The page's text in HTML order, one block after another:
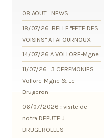
08 AOUT : NEWS
18/07/26: BELLE "FETE DES
VOISINS" A FAFOURNOUX
14/07/26 A VOLLORE-Mgne
11/07/26 : 3 CEREMONIES
Vollore-Mgne & Le
Brugeron
06/07/2026 : visite de
notre DEPUTE J.
BRUGEROLLES